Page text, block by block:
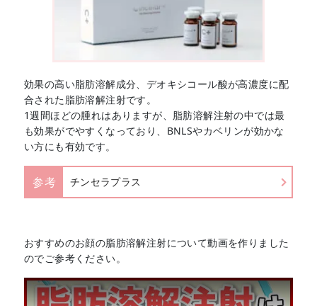
効果の高い脂肪溶解成分、デオキシコール酸が高濃度に配
合された脂肪溶解注射です。
1週間ほどの腫れはありますが、脂肪溶解注射の中では最
も効果がでやすくなっており、BNLSやカベリンが効かな
い方にも有効です。
参考 チンセラプラス
おすすめのお顔の脂肪溶解注射について動画を作りました
のでご参考ください。